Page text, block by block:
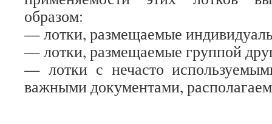
образом:
— лотки, размещаемые
— лотки, размещаемые группой
— лотки с нечасто
важными документами,